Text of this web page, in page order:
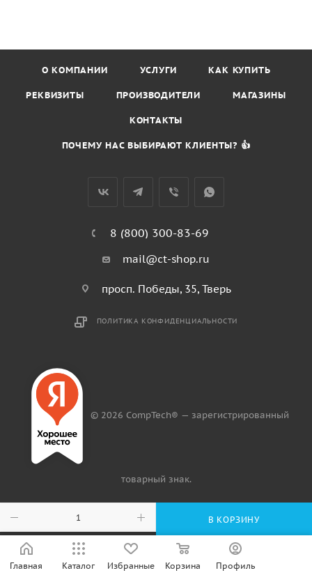
В КОРЗИНУ
О КОМПАНИИ УСЛУГИ КАК КУПИТЬ
РЕКВИЗИТЫ ПРОИЗВОДИТЕЛИ МАГАЗИНЫ
КОНТАКТЫ
ПОЧЕМУ НАС ВЫБИРАЮТ КЛИЕНТЫ? 👍
8 (800) 300-83-69
mail@ct-shop.ru
просп. Победы, 35, Тверь
ПОЛИТИКА КОНФИДЕНЦИАЛЬНОСТИ
© 2026 CompTech® — зарегистрированный
товарный знак.
Главная Каталог Избранные Корзина Профиль